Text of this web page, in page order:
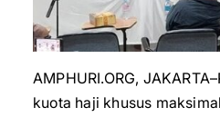
AMPHURI.ORG,
kuota haji khusus